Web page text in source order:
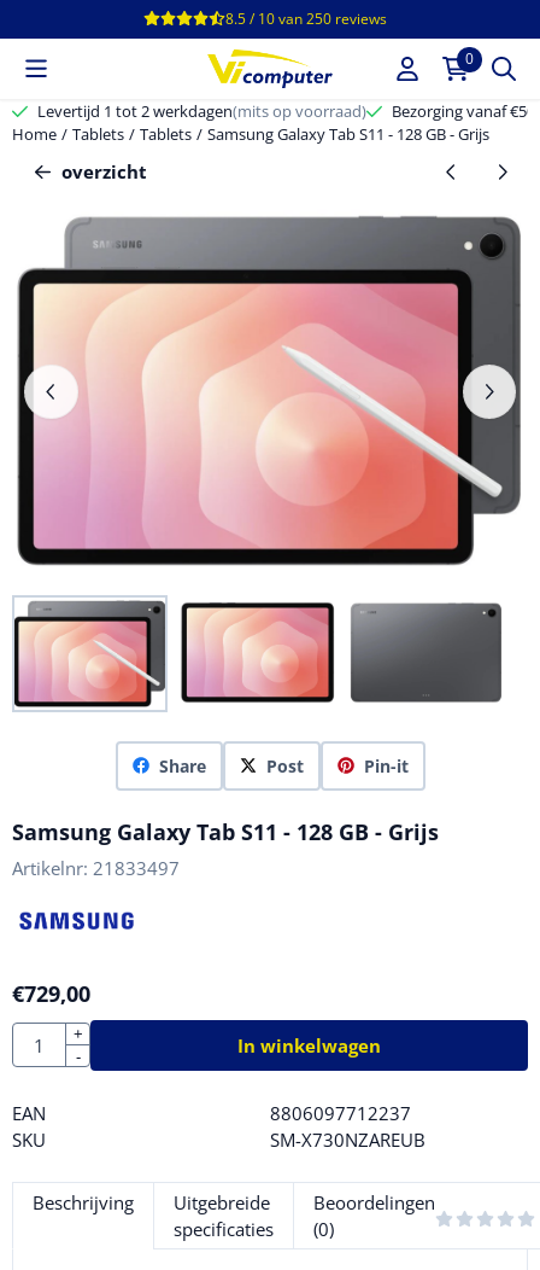
Cookievoorkeuren zijn beschikbaar. Kies instellingen of sta alle
8.5 / 10van250reviews
0
Levertijd 1 tot 2 werkdagen(mits op voorraad)
Bezorging vanaf
Home / Tablets / Tablets / Samsung Galaxy Tab S11 - 128 GB - Grijs
overzicht
Share Post Pin-it
Samsung Galaxy Tab S11 - 128 GB - Grijs
Artikelnr: 21833497
€729,00
Aantal
+
-
In winkelwagen
EAN
8806097712237
SKU
SM-X730NZAREUB
Beschrijving
Uitgebreide
specificaties
Beoordelingen
(0)